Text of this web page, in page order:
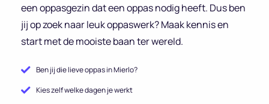
een oppasgezin dat een oppas nodig heeft. Dus ben
jij op zoek naar leuk oppaswerk? Maak kennis en
start met de mooiste baan ter wereld.
Ben jij die lieve oppas in Mierlo?
Kies zelf welke dagen je werkt